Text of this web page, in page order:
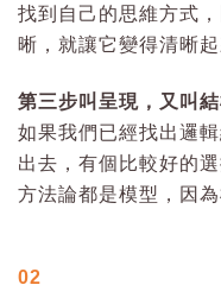
找到自己的思維方式
晰，就讓它變得清晰
第三步叫呈現，又叫結
如果我們已經找出邏
出去，有個比較好的
方法論都是模型，因
02